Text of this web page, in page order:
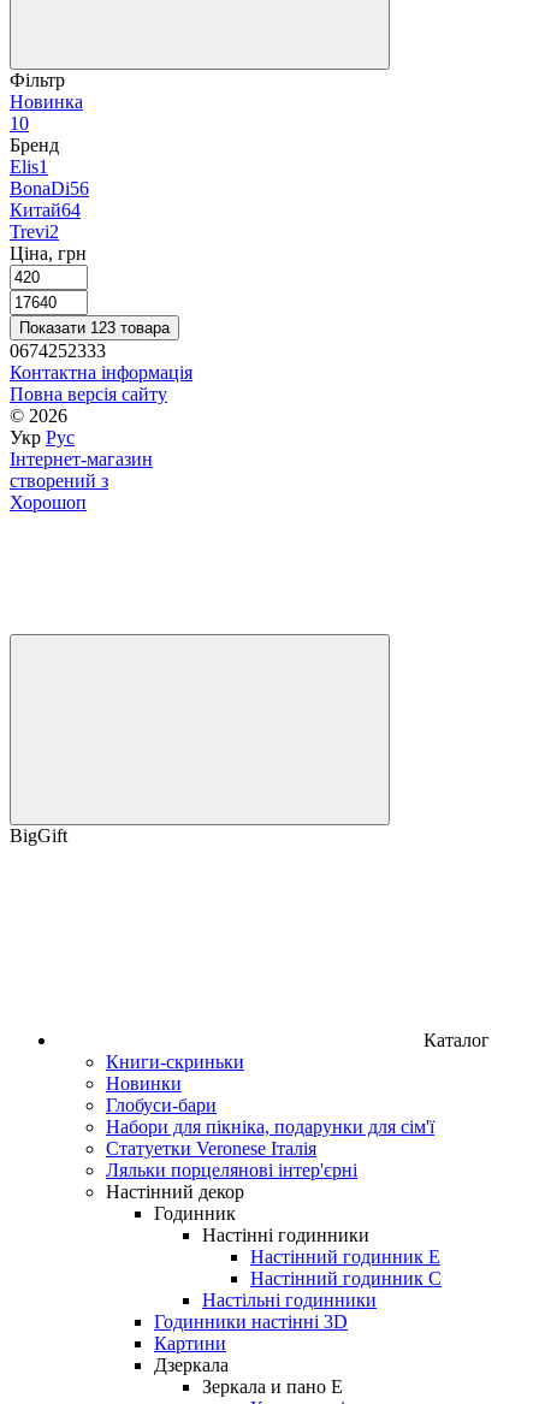
Фільтр
Новинка
10
Бренд
Elis1
BonaDi56
Китай64
Trevi2
Ціна, грн
Показати 123 товара
0674252333
Контактна інформація
Повна версія сайту
© 2026
Укр Рус
Інтернет-магазин
створений з
Хорошоп
BigGift
Каталог
Книги-скриньки
Новинки
Глобуси-бари
Набори для пікніка, подарунки для сім'ї
Статуетки Veronese Італія
Ляльки порцелянові інтер'єрні
Настінний декор
Годинник
Настінні годинники
Настінний годинник Е
Настінний годинник C
Настільні годинники
Годинники настінні 3D
Картини
Дзеркала
Зеркала и пано Е